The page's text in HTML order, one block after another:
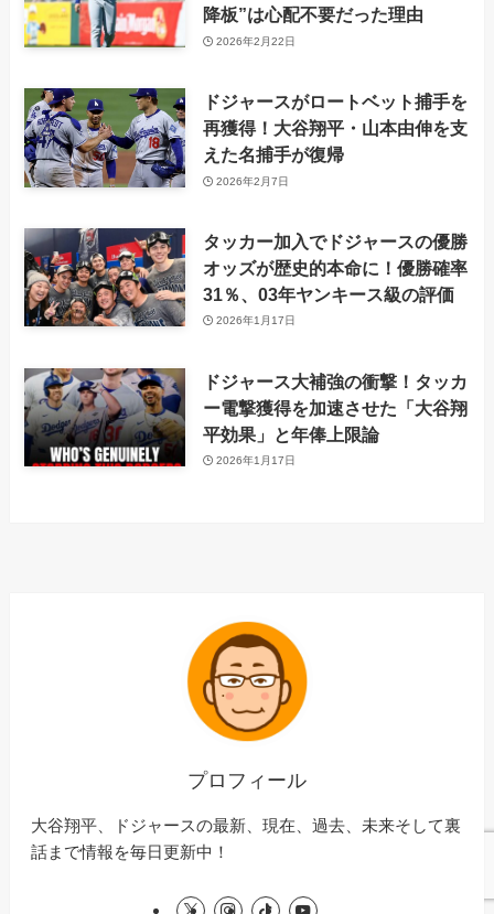
降板”は心配不要だった理由
2026年2月22日
ドジャースがロートベット捕手を
再獲得！大谷翔平・山本由伸を支
えた名捕手が復帰
2026年2月7日
タッカー加入でドジャースの優勝
オッズが歴史的本命に！優勝確率
31％、03年ヤンキース級の評価
2026年1月17日
ドジャース大補強の衝撃！タッカ
ー電撃獲得を加速させた「大谷翔
平効果」と年俸上限論
2026年1月17日
プロフィール
大谷翔平、ドジャースの最新、現在、過去、未来そして裏
話まで情報を毎日更新中！